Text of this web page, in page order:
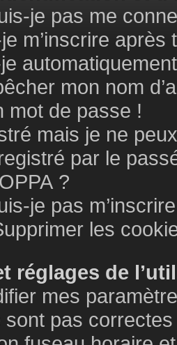
je pas me
m’inscrire après
mon nom
mot de passe !
mais je ne
par le
?
je pas
les
réglages de
mes
sont pas correctes